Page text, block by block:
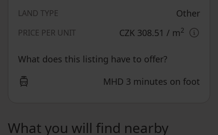
LAND TYPE Other
PRICE PER UNIT CZK 308.51 / m2
What does this listing have to offer?
MHD 3 minutes on foot
What you will find nearby